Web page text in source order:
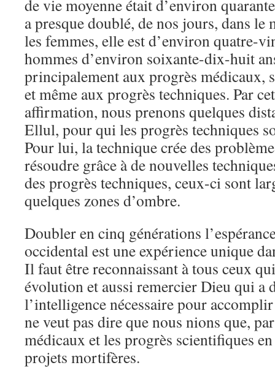
de vie moyenne était d’environ
a presque doublé, de nos jours, dans le
les femmes, elle est d’environ quatre-
hommes d’environ soixante-dix-huit
principalement aux progrès médicaux,
et même aux progrès techniques. Par
affirmation, nous prenons quelques
Ellul, pour qui les progrès techniques
Pour lui, la technique crée des
résoudre grâce à de nouvelles
des progrès techniques, ceux-ci sont
quelques zones d’ombre.
Doubler en cinq générations
occidental est une expérience unique
Il faut être reconnaissant à tous ceux
évolution et aussi remercier Dieu qui a
l’intelligence nécessaire pour
ne veut pas dire que nous nions que,
médicaux et les progrès scientifiques
projets mortifères.